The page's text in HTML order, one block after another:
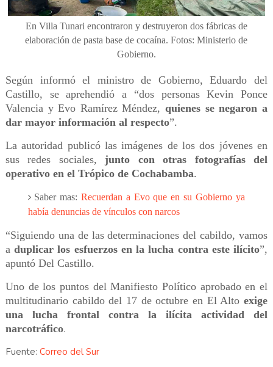
En Villa Tunari encontraron y destruyeron dos fábricas de
elaboración de pasta base de cocaína. Fotos: Ministerio de
Gobierno.
Según informó el ministro de Gobierno, Eduardo del
Castillo, se aprehendió a “dos personas Kevin Ponce
Valencia y Evo Ramírez Méndez,quienes se negaron a
dar mayor información al respecto”.
La autoridad publicó las imágenes de los dos jóvenes en
sus redes sociales, junto con otras fotografías del
operativo en el Trópico de Cochabamba.
Saber mas:Recuerdan a Evo que en su Gobierno ya
había denuncias de vínculos con narcos
“Siguiendo una de las determinaciones del cabildo, vamos
aduplicar los esfuerzos en la lucha contra este ilícito”,
apuntó Del Castillo.
Uno de los puntos del Manifiesto Político aprobado en el
multitudinario cabildo del 17 de octubre en El Altoexige
una lucha frontal contra la ilícita actividad del
narcotráfico.
Fuente: Correo del Sur